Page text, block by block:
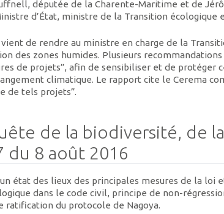
députée de la Charente-Maritime et de
d’État, ministre de la Transition écologique
de rendre au ministre en charge de la
des zones humides. Plusieurs
de projets”, afin de sensibiliser et de protéger
climatique. Le rapport cite le Cerema
de tels projets”.
de la biodiversité, de
du 8 août 2016
état des lieux des principales mesures de la loi
dans le code civil, principe de non-
ratification du protocole de Nagoya.